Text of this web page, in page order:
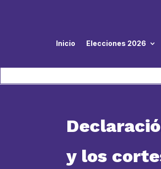
Inicio Elecciones 2026
y los